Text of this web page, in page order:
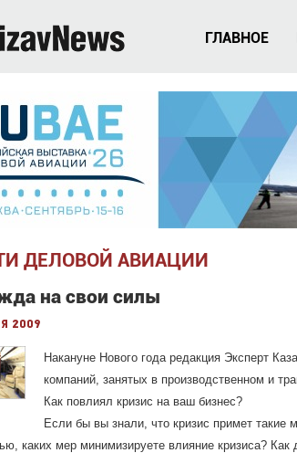
ГЛАВНОЕ
ДЕЛОВОЙ АВИАЦИИ
на свои силы
2009
Накануне Нового года редакция Эксперт
компаний, занятых в производственном и
Как повлиял кризис на ваш бизнес?
Если бы вы знали, что кризис примет
каких мер минимизируете влияние кризиса? Как